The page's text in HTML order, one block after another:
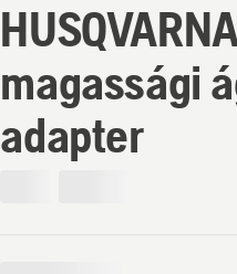
magassági
adapter